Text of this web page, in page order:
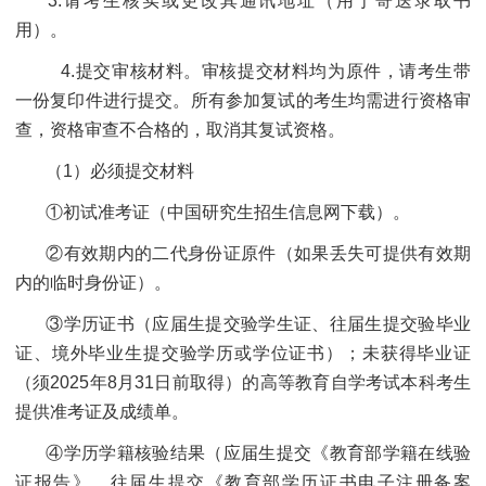
用）。
4.提交审核材料。审核提交材料均为原件，请考生带
一份复印件进行提交。所有参加复试的考生均需进行资格审
查，资格审查不合格的，取消其复试资格。
（1）必须提交材料
①初试准考证（中国研究生招生信息网下载）。
②有效期内的二代身份证原件（如果丢失可提供有效期
内的临时身份证）。
③学历证书（应届生提交验学生证、往届生提交验毕业
证、境外毕业生提交验学历或学位证书）；未获得毕业证
（须2025年8月31日前取得）的高等教育自学考试本科考生
提供准考证及成绩单。
④学历学籍核验结果（应届生提交《教育部学籍在线验
证报告》、往届生提交《教育部学历证书电子注册备案